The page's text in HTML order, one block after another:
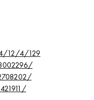
12/4/129